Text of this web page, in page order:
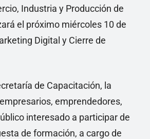
Industria y Producción de
el próximo miércoles 10 de
Digital y Cierre de
de Capacitación, la
emprendedores,
interesado a participar de
de formación, a cargo de